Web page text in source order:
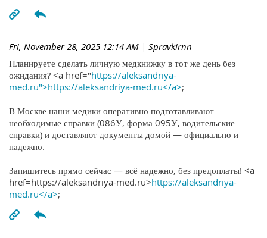
Fri, November 28, 2025 12:14 AM | Spravkirnn
Планируете сделать личную медкнижку в тот же день без
ожидания? <a href="https://aleksandriya-
med.ru">https://aleksandriya-med.ru</a>;
В Москве наши медики оперативно подготавливают
необходимые справки (086У, форма 095У, водительские
справки) и доставляют документы домой — официально и
надежно.
Запишитесь прямо сейчас — всё надежно, без предоплаты! <a
href=https://aleksandriya-med.ru>https://aleksandriya-
med.ru</a>;